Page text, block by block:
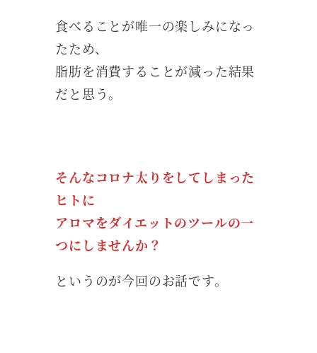
食べることが唯一の楽しみになっ
たため、
脂肪を消費することが減った結果
だと思う。
そんなコロナ太りをしてしまった
ヒトに
アロマをダイエットのツールの一
つにしませんか？
というのが今回のお話です。